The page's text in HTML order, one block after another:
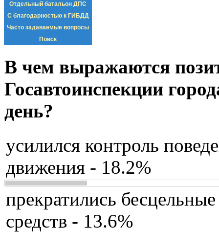
Отдельный батальон ДПС
С благодарностью к ГИБДД
Часто задаваемые вопросы
Поиск
В чем выражаются
Госавтоинспекции
день?
усилился контроль
движения - 18.2%
прекратились
средств - 13.6%